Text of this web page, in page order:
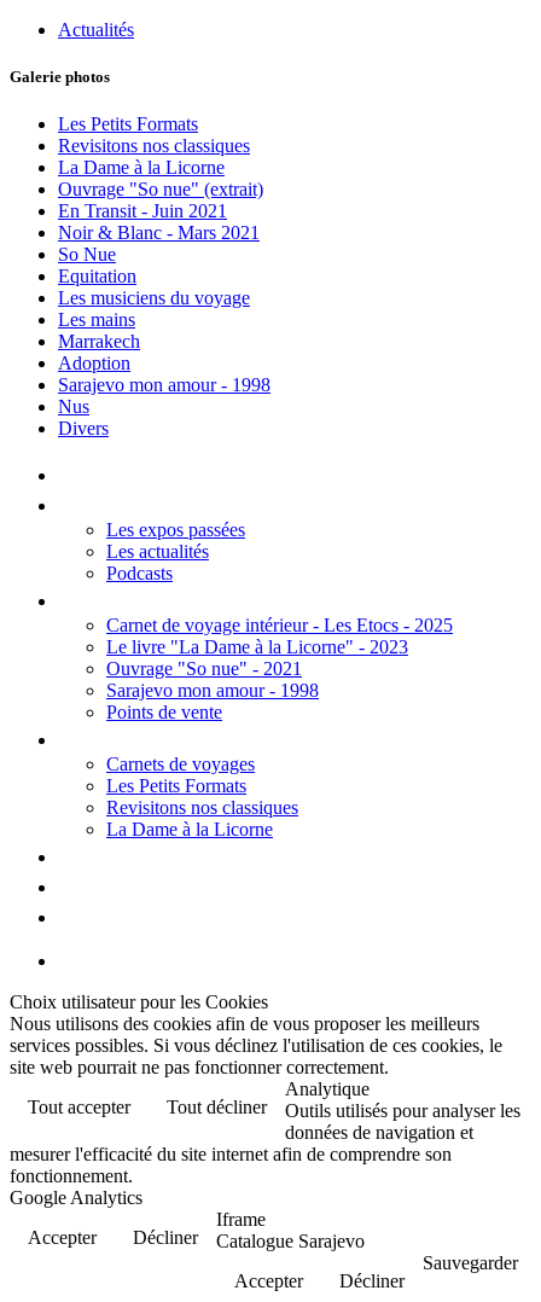
Actualités
Galerie photos
Les Petits Formats
Revisitons nos classiques
La Dame à la Licorne
Ouvrage "So nue" (extrait)
En Transit - Juin 2021
Noir & Blanc - Mars 2021
So Nue
Equitation
Les musiciens du voyage
Les mains
Marrakech
Adoption
Sarajevo mon amour - 1998
Nus
Divers
Les expos passées
Les actualités
Podcasts
Carnet de voyage intérieur - Les Etocs - 2025
Le livre "La Dame à la Licorne" - 2023
Ouvrage "So nue" - 2021
Sarajevo mon amour - 1998
Points de vente
Carnets de voyages
Les Petits Formats
Revisitons nos classiques
La Dame à la Licorne
Choix utilisateur pour les Cookies
Nous utilisons des cookies afin de vous proposer les meilleurs
services possibles. Si vous déclinez l'utilisation de ces cookies, le
site web pourrait ne pas fonctionner correctement.
Tout accepter
Tout décliner
Analytique
Outils utilisés pour analyser les
données de navigation et
mesurer l'efficacité du site internet afin de comprendre son
fonctionnement.
Google Analytics
Accepter
Décliner
Iframe
Catalogue Sarajevo
Accepter
Décliner
Sauvegarder